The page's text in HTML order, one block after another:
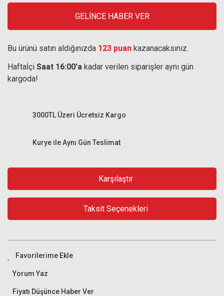
GELİNCE HABER VER
Bu ürünü satın aldığınızda 123 puan kazanacaksınız.
Haftaİçi Saat 16:00'a kadar verilen siparişler aynı gün
kargoda!
Kurye ile Aynı Gün Teslimat
3000TL Üzeri Ücretsiz Kargo
Karşılaştır
Taksit Seçenekleri
Yorum Yaz
Fiyatı Düşünce Haber Ver